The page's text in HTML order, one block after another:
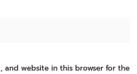
and website in this browser for the